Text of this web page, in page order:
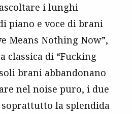
i lunghi
piano e voce di brani
Means Nothing Now”,
classica di “Fucking
brani abbandonano
nel noise puro, i due
la splendida